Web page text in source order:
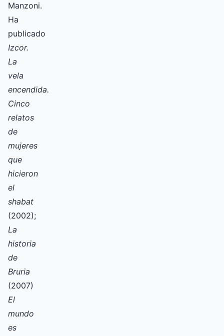
Manzoni.
Ha
publicado
Izcor.
La
vela
encendida.
Cinco
relatos
de
mujeres
que
hicieron
el
shabat
(2002);
La
historia
de
Bruria
(2007)
El
mundo
es